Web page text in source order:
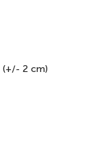
(+/- 2 cm)